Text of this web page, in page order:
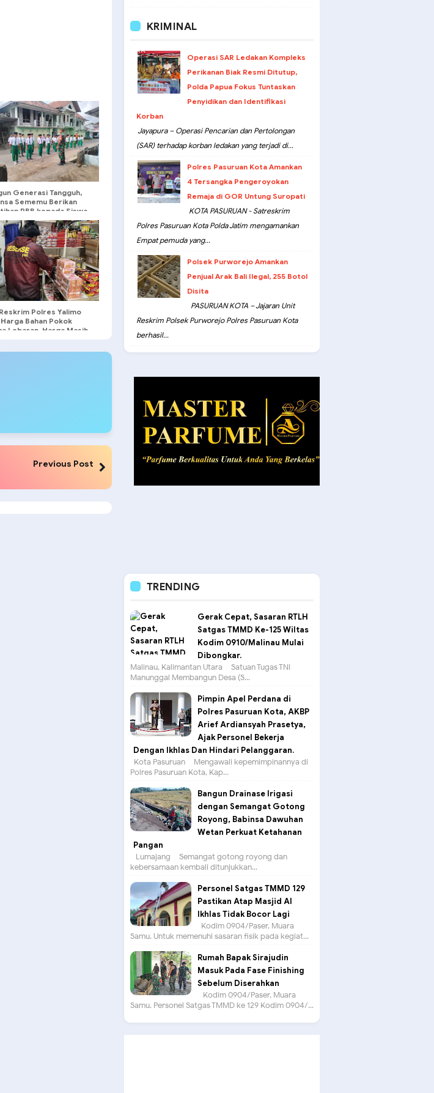
Generasi Tangguh,
Sememu Berikan
PBB kepada Siswa
Islam 1
Polres Yalimo
Bahan Pokok
Lebaran, Harga Masih
Previous Post
KRIMINAL
Operasi SAR Ledakan Kompleks
Perikanan Biak Resmi Ditutup,
Polda Papua Fokus Tuntaskan
Penyidikan dan Identifikasi
Korban
Jayapura – Operasi Pencarian dan Pertolongan
(SAR) terhadap korban ledakan yang terjadi di...
Polres Pasuruan Kota Amankan
4 Tersangka Pengeroyokan
Remaja di GOR Untung Suropati
KOTA PASURUAN - Satreskrim
Polres Pasuruan Kota Polda Jatim mengamankan
Empat pemuda yang...
Polsek Purworejo Amankan
Penjual Arak Bali Ilegal, 255 Botol
Disita
PASURUAN KOTA – Jajaran Unit
Reskrim Polsek Purworejo Polres Pasuruan Kota
berhasil...
TRENDING
Gerak Cepat, Sasaran RTLH
Satgas TMMD Ke-125 Wiltas
Kodim 0910/Malinau Mulai
Dibongkar.
Malinau, Kalimantan Utara – Satuan Tugas TNI
Manunggal Membangun Desa (S...
Pimpin Apel Perdana di
Polres Pasuruan Kota, AKBP
Arief Ardiansyah Prasetya,
Ajak Personel Bekerja
Dengan Ikhlas Dan Hindari Pelanggaran.
Kota Pasuruan – Mengawali kepemimpinannya di
Polres Pasuruan Kota, Kap...
Bangun Drainase Irigasi
dengan Semangat Gotong
Royong, Babinsa Dawuhan
Wetan Perkuat Ketahanan
Pangan
Lumajang – Semangat gotong royong dan
kebersamaan kembali ditunjukkan...
Personel Satgas TMMD 129
Pastikan Atap Masjid Al
Ikhlas Tidak Bocor Lagi
Kodim 0904/Paser, Muara
Samu. Untuk memenuhi sasaran fisik pada kegiat...
Rumah Bapak Sirajudin
Masuk Pada Fase Finishing
Sebelum Diserahkan
Kodim 0904/Paser, Muara
Samu. Personel Satgas TMMD ke 129 Kodim 0904/...